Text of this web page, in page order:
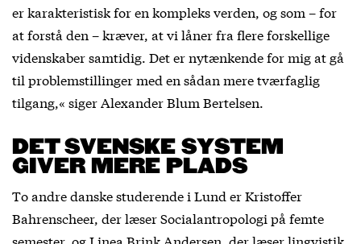
er karakteristisk for en kompleks verden, og som – for
at forstå den – kræver, at vi låner fra flere forskellige
videnskaber samtidig. Det er nytænkende for mig at gå
til problemstillinger med en sådan mere tværfaglig
tilgang,« siger Alexander Blum Bertelsen.
DET SVENSKE SYSTEM
GIVER MERE PLADS
To andre danske studerende i Lund er Kristoffer
Bahrenscheer, der læser Socialantropologi på femte
semester, og Linea Brink Andersen, der læser lingvistik